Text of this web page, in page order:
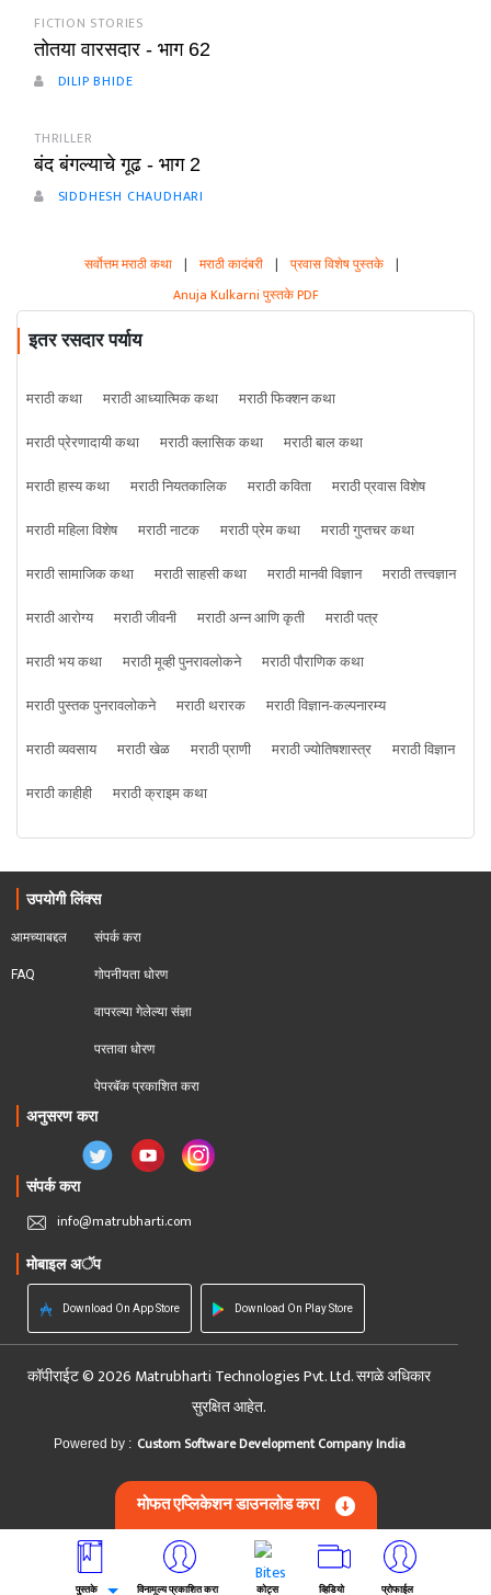
FICTION STORIES
तोतया वारसदार - भाग 62
DILIP BHIDE
THRILLER
बंद बंगल्याचे गूढ - भाग 2
SIDDHESH CHAUDHARI
सर्वोत्तम मराठी कथा | मराठी कादंबरी | प्रवास विशेष पुस्तके |
Anuja Kulkarni पुस्तके PDF
इतर रसदार पर्याय
मराठी कथा मराठी आध्यात्मिक कथा
मराठी फिक्शन कथा
मराठी प्रेरणादायी कथा
मराठी क्लासिक कथा
मराठी बाल कथा
मराठी हास्य कथा
मराठी नियतकालिक मराठी कविता
मराठी प्रवास विशेष
मराठी महिला विशेष
मराठी नाटक मराठी प्रेम कथा
मराठी गुप्तचर कथा
मराठी सामाजिक कथा
मराठी साहसी कथा मराठी मानवी विज्ञान
मराठी तत्त्वज्ञान
मराठी आरोग्य
मराठी जीवनी मराठी अन्न आणि कृती
मराठी पत्र
मराठी भय कथा
मराठी मूव्ही पुनरावलोकने
मराठी पौराणिक कथा
मराठी पुस्तक पुनरावलोकने
मराठी थरारक
मराठी विज्ञान-कल्पनारम्य
मराठी व्यवसाय
मराठी खेळ मराठी प्राणी मराठी ज्योतिषशास्त्र
मराठी विज्ञान
मराठी काहीही
मराठी क्राइम कथा
उपयोगी लिंक्स
आमच्याबद्दल
FAQ
संपर्क करा
गोपनीयता धोरण
वापरल्या गेलेल्या संज्ञा
परतावा धोरण
पेपरबॅक प्रकाशित करा
अनुसरण करा
संपर्क करा
info@matrubharti.com
मोबाइल अॅप
Download On App Store Download On Play Store
कॉपीराईट © 2026 Matrubharti Technologies Pvt. Ltd. सगळे अधिकार
सुरक्षित आहेत.
Powered by : Custom Software Development Company India
मोफत एप्लिकेशन डाउनलोड करा
पुस्तके विनामूल्य प्रकाशित करा कोट्स व्हिडियो प्रोफाईल